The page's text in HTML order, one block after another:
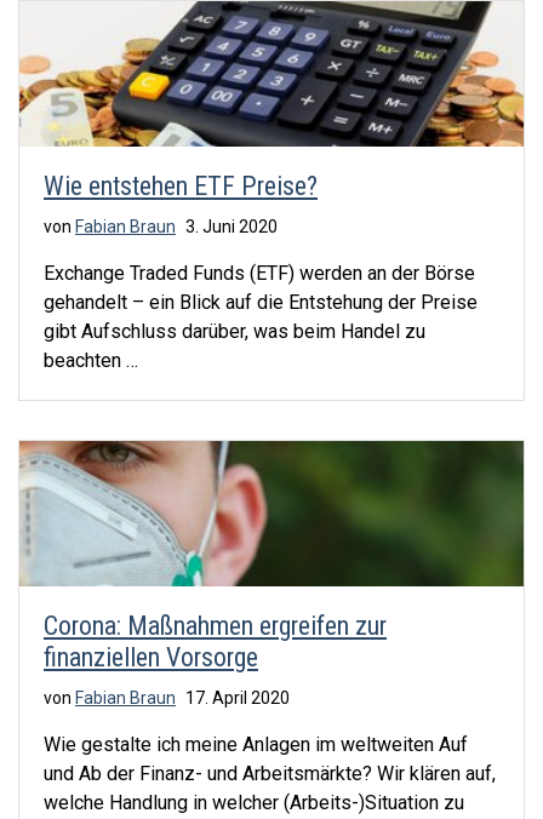
Wie entstehen ETF Preise?
von Fabian Braun 3. Juni 2020
Exchange Traded Funds (ETF) werden an der Börse
gehandelt – ein Blick auf die Entstehung der Preise
gibt Aufschluss darüber, was beim Handel zu
beachten …
Corona: Maßnahmen ergreifen zur
finanziellen Vorsorge
von Fabian Braun 17. April 2020
Wie gestalte ich meine Anlagen im weltweiten Auf
und Ab der Finanz- und Arbeitsmärkte? Wir klären auf,
welche Handlung in welcher (Arbeits-)Situation zu